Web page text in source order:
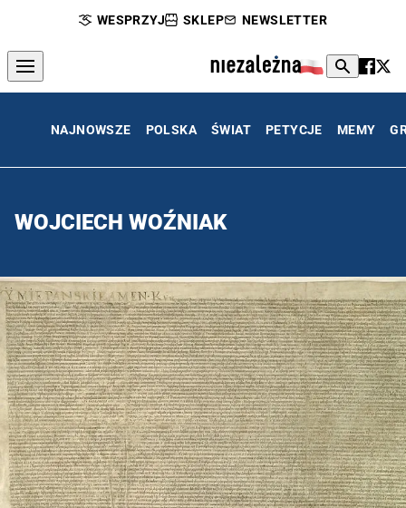
WESPRZYJ SKLEP NEWSLETTER
NAJNOWSZE POLSKA ŚWIAT PETYCJE MEMY
WOJCIECH WOŹNIAK